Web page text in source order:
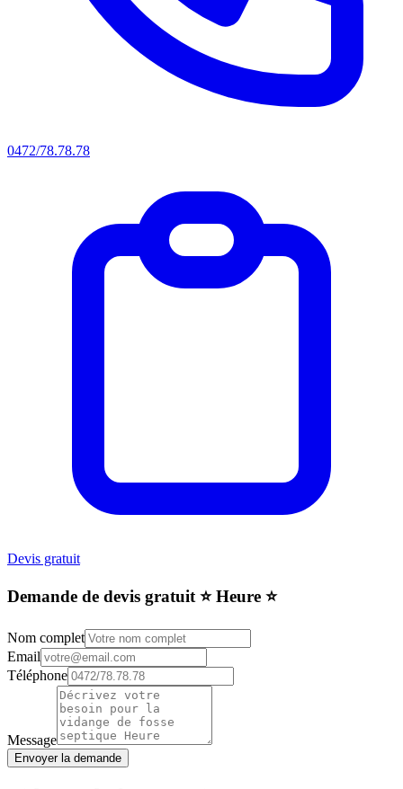
0472/78.78.78
Devis gratuit
Demande de devis gratuit ⭐️ Heure ⭐️
Nom complet
Email
Téléphone
Message
Envoyer la demande